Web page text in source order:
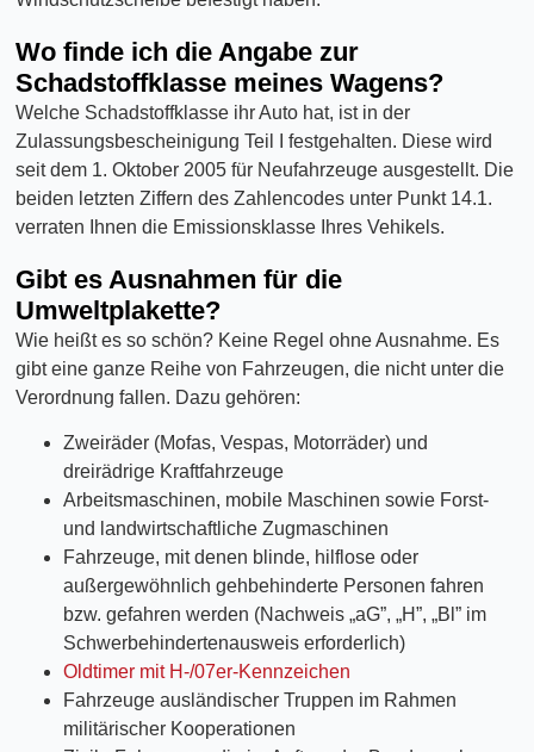
Wo finde ich die Angabe zur
Schadstoffklasse meines Wagens?
Welche Schadstoffklasse ihr Auto hat, ist in der
Zulassungsbescheinigung Teil I festgehalten. Diese wird
seit dem 1. Oktober 2005 für Neufahrzeuge ausgestellt. Die
beiden letzten Ziffern des Zahlencodes unter Punkt 14.1.
verraten Ihnen die Emissionsklasse Ihres Vehikels.
Gibt es Ausnahmen für die
Umweltplakette?
Wie heißt es so schön? Keine Regel ohne Ausnahme. Es
gibt eine ganze Reihe von Fahrzeugen, die nicht unter die
Verordnung fallen. Dazu gehören:
Zweiräder (Mofas, Vespas, Motorräder) und
dreirädrige Kraftfahrzeuge
Arbeitsmaschinen, mobile Maschinen sowie Forst-
und landwirtschaftliche Zugmaschinen
Fahrzeuge, mit denen blinde, hilflose oder
außergewöhnlich gehbehinderte Personen fahren
bzw. gefahren werden (Nachweis „aG”, „H”, „Bl” im
Schwerbehindertenausweis erforderlich)
Oldtimer mit H-/07er-Kennzeichen
Fahrzeuge ausländischer Truppen im Rahmen
militärischer Kooperationen